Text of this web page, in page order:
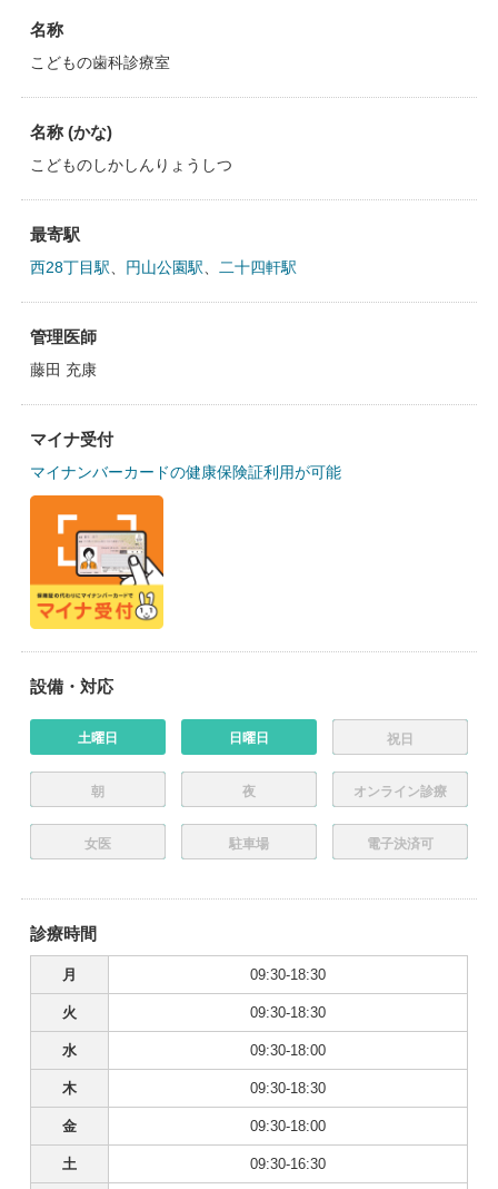
名称
こどもの歯科診療室
名称 (かな)
こどものしかしんりょうしつ
最寄駅
西28丁目駅 円山公園駅 二十四軒駅
管理医師
藤田 充康
マイナ受付
マイナンバーカードの健康保険証利用が可能
設備・対応
土曜日 日曜日 祝日
朝 夜 オンライン診療
女医 駐車場 電子決済可
診療時間
月 09:30-18:30
火 09:30-18:30
水 09:30-18:00
木 09:30-18:30
金 09:30-18:00
土 09:30-16:30